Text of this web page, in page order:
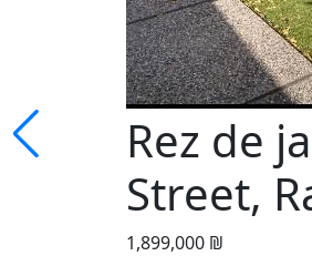
Rez de
Street,
1,899,000 ₪